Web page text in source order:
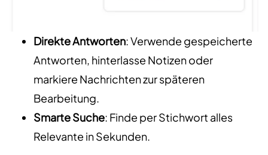
Direkte Antworten: Verwende gespeicherte
Antworten, hinterlasse Notizen oder
markiere Nachrichten zur späteren
Bearbeitung.
Smarte Suche: Finde per Stichwort alles
Relevante in Sekunden.